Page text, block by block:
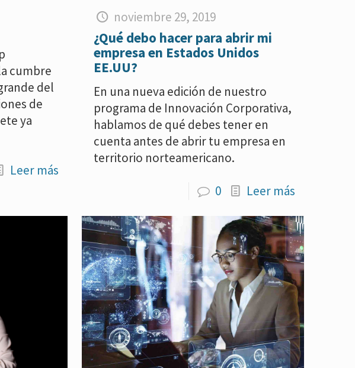
cumbre
del
de
ya
Leer más
noviembre 29, 2019
¿Qué debo hacer para abrir mi
empresa en Estados Unidos
EE.UU?
En una nueva edición de nuestro
programa de Innovación Corporativa,
hablamos de qué debes tener en
cuenta antes de abrir tu empresa en
territorio norteamericano.
0 Leer más